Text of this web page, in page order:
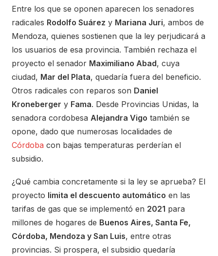
Entre los que se oponen aparecen los senadores
radicales Rodolfo Suárez y Mariana Juri, ambos de
Mendoza, quienes sostienen que la ley perjudicará a
los usuarios de esa provincia. También rechaza el
proyecto el senador Maximiliano Abad, cuya
ciudad, Mar del Plata, quedaría fuera del beneficio.
Otros radicales con reparos son Daniel
Kroneberger y Fama. Desde Provincias Unidas, la
senadora cordobesa Alejandra Vigo también se
opone, dado que numerosas localidades de
Córdoba con bajas temperaturas perderían el
subsidio.
¿Qué cambia concretamente si la ley se aprueba? El
proyecto limita el descuento automático en las
tarifas de gas que se implementó en 2021 para
millones de hogares de Buenos Aires, Santa Fe,
Córdoba, Mendoza y San Luis, entre otras
provincias. Si prospera, el subsidio quedaría